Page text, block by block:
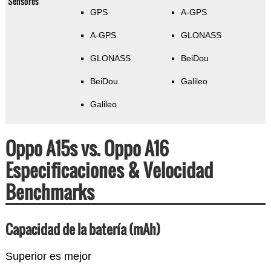
GPS
A-GPS
GLONASS
BeiDou
Galileo
A-GPS
GLONASS
BeiDou
Galileo
Oppo A15s vs. Oppo A16
Especificaciones & Velocidad
Benchmarks
Capacidad de la batería (mAh)
Superior es mejor